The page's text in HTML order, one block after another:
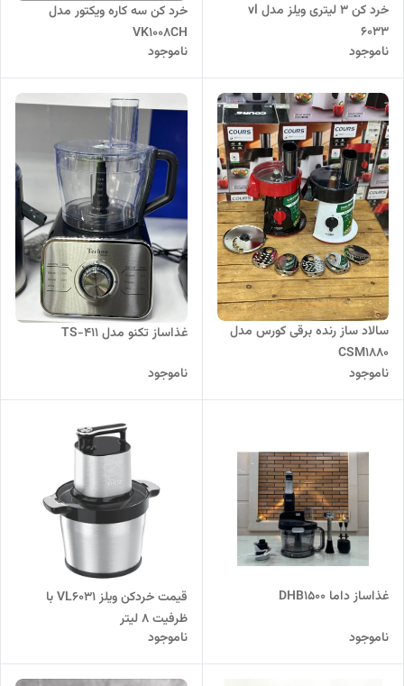
خرد کن 3 لیتری ویلز مدل vl
6033
ناموجود
خرد کن سه کاره ویکتور مدل
VK1008CH
ناموجود
سالاد ساز رنده برقی کورس مدل
CSM1880
ناموجود
غذاساز تکنو مدل TS-411
ناموجود
غذاساز داما DHB1500
ناموجود
قیمت خردکن ویلز VL6031 با
ظرفیت ۸ لیتر
ناموجود